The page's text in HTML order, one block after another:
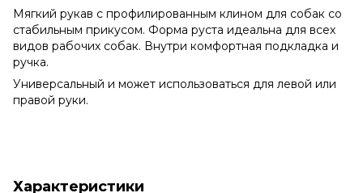
Мягкий рукав с профилированным клином для собак со
стабильным прикусом. Форма руста идеальна для всех
видов рабочих собак. Внутри комфортная подкладка и
ручка.
Универсальный и может использоваться для левой или
правой руки.
Характеристики